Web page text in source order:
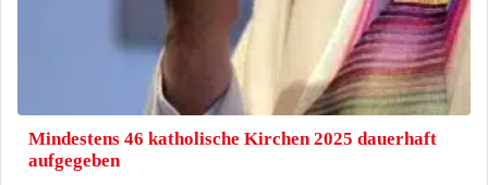
Mindestens 46 katholische Kirchen 2025 dauerhaft
aufgegeben